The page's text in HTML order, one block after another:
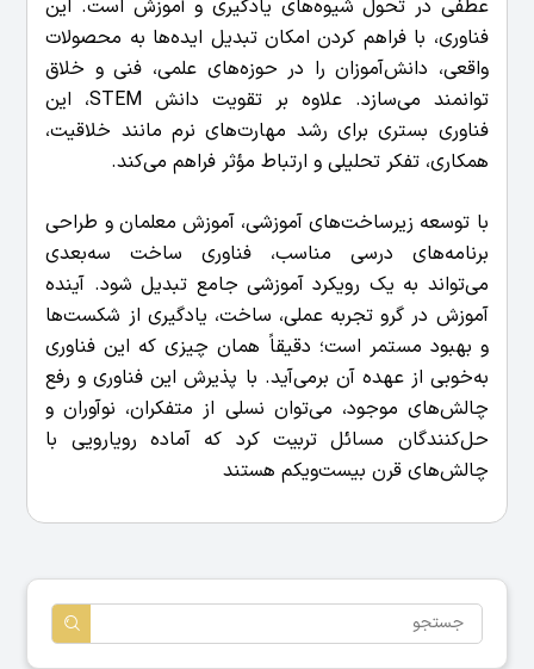
عطفی در تحول شیوه‌های یادگیری و آموزش است. این
فناوری، با فراهم کردن امکان تبدیل ایده‌ها به محصولات
واقعی، دانش‌آموزان را در حوزه‌های علمی، فنی و خلاق
توانمند می‌سازد. علاوه بر تقویت دانش STEM، این
فناوری بستری برای رشد مهارت‌های نرم مانند خلاقیت،
همکاری، تفکر تحلیلی و ارتباط مؤثر فراهم می‌کند.
با توسعه زیرساخت‌های آموزشی، آموزش معلمان و طراحی
برنامه‌های درسی مناسب، فناوری ساخت سه‌بعدی
می‌تواند به یک رویکرد آموزشی جامع تبدیل شود. آینده
آموزش در گرو تجربه عملی، ساخت، یادگیری از شکست‌ها
و بهبود مستمر است؛ دقیقاً همان چیزی که این فناوری
به‌خوبی از عهده آن برمی‌آید. با پذیرش این فناوری و رفع
چالش‌های موجود، می‌توان نسلی از متفکران، نوآوران و
حل‌کنندگان مسائل تربیت کرد که آماده رویارویی با
چالش‌های قرن بیست‌ویکم هستند